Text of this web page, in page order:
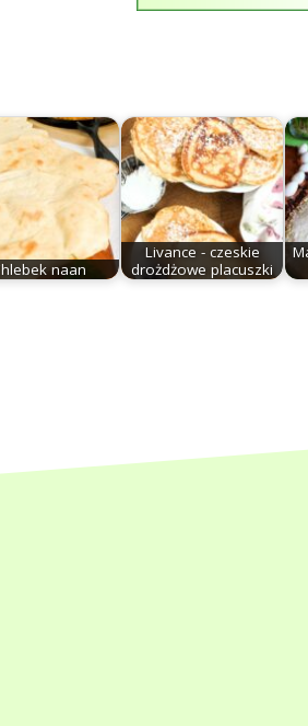
naan
Livance - czeskie
drożdżowe placuszki